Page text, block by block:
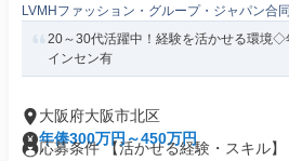
LVMHファッション・グループ・ジャパン合
20～30代活躍中！経験を活かせる環境◇
インセン有
大阪府大阪市北区
年俸300万円～450万円
応募条件 【活かせる経験・スキル